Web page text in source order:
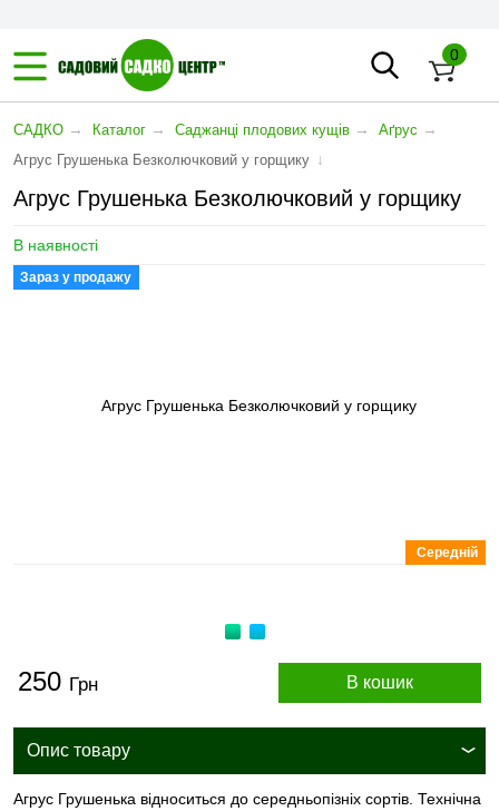
0
САДКО → Каталог → Саджанці плодових кущів → Аґрус →
Агрус Грушенька Безколючковий у горщику ↓
Агрус Грушенька Безколючковий у горщику
В наявності
Зараз у продажу
Середній
250 Грн В кошик
Опис товару
Агрус Грушенька відноситься до середньопізніх сортів. Технічна